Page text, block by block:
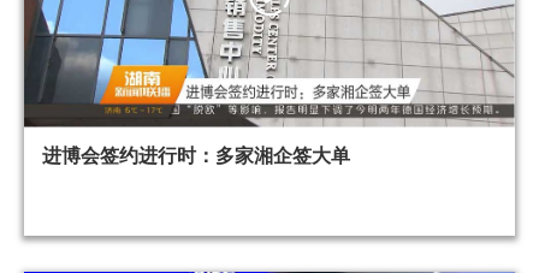
进博会签约进行时：多家湘企签大单